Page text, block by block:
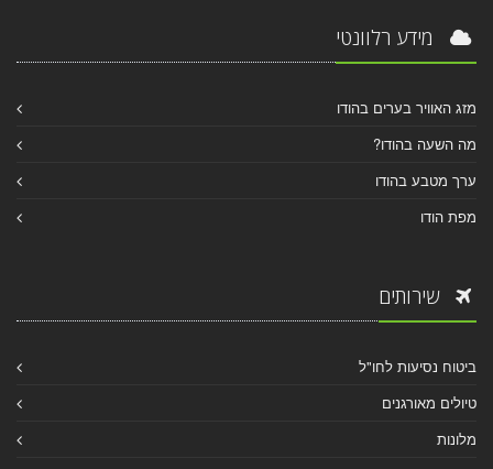
מידע רלוונטי
מזג האוויר בערים בהודו
מה השעה בהודו?
ערך מטבע בהודו
מפת הודו
שירותים
ביטוח נסיעות לחו"ל
טיולים מאורגנים
מלונות